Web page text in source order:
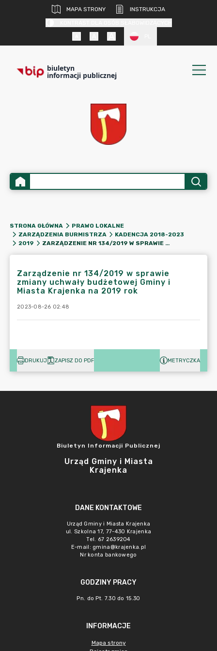
MAPA STRONY
INSTRUKCJA
biuletyn
informacji publicznej
STRONA GŁÓWNA
PRAWO LOKALNE
ZARZĄDZENIA BURMISTRZA
KADENCJA 2018-2023
2019
ZARZĄDZENIE NR 134/2019 W SPRAWIE ZMIANY UCHWAŁY BUDŻETOWEJ GMINY I MIASTA KRAJENKA NA 2019 ROK
Zarządzenie nr 134/2019 w sprawie
zmiany uchwały budżetowej Gminy i
Miasta Krajenka na 2019 rok
2023-08-26 02:48
DRUKUJ ZAPISZ DO PDF METRYCZKA
Biuletyn Informacji Publicznej
Urząd Gminy i Miasta
Krajenka
DANE KONTAKTOWE
Urząd Gminy i Miasta Krajenka
ul. Szkolna 17, 77-430 Krajenka
Tel. 67 2639204
E-mail: gmina@krajenka.pl
Nr konta bankowego
GODZINY PRACY
Pn. do Pt. 7.30 do 15.30
INFORMACJE
Mapa strony